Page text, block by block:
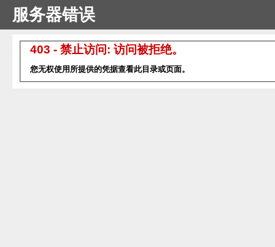
服务器错误
403 - 禁止访问: 访问被拒绝。
您无权使用所提供的凭据查看此目录或页面。